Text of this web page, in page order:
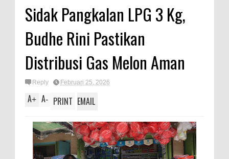
Sidak Pangkalan LPG 3 Kg,
Budhe Rini Pastikan
Distribusi Gas Melon Aman
Reply Februari 25, 2026
A+ A- PRINT EMAIL